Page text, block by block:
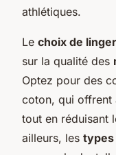
athlétiques.
Le choix de
sur la qualité des
Optez pour des
coton, qui offrent
tout en réduisant
ailleurs, les types